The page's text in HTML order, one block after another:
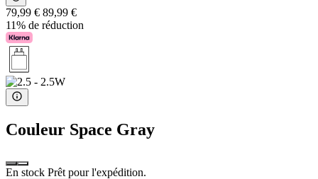
79,99 € 89,99 €
11% de réduction
Couleur Space Gray
En stock Prêt pour l'expédition.